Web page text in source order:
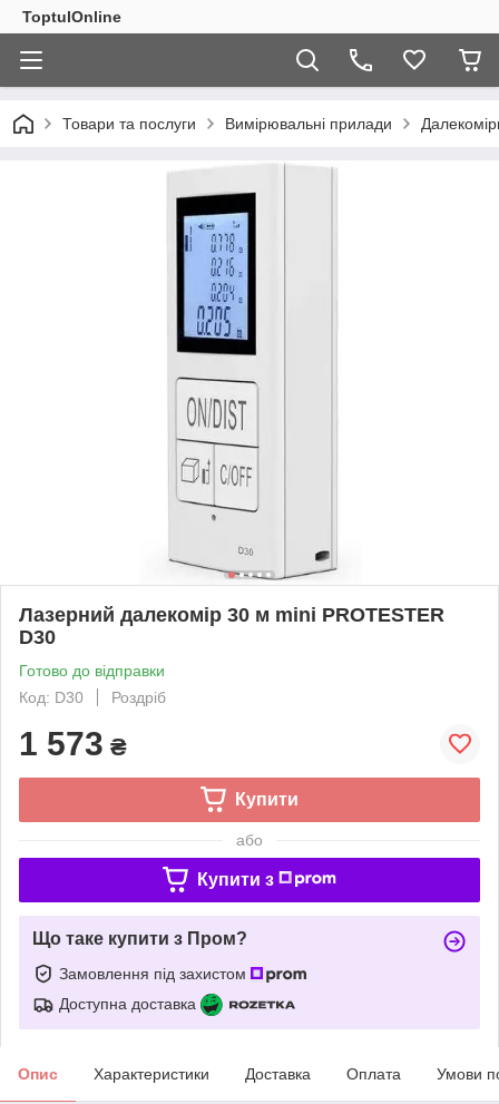
ToptulOnline
Товари та послуги Вимірювальні прилади
Лазерний далекомір 30 м mini PROTESTER
D30
Готово до відправки
Код: D30
Роздріб
1 573 ₴
Купити
або
Купити з
Що таке купити з Пром?
Замовлення під захистом
Доступна доставка
Опис Характеристики Доставка Оплата Умови